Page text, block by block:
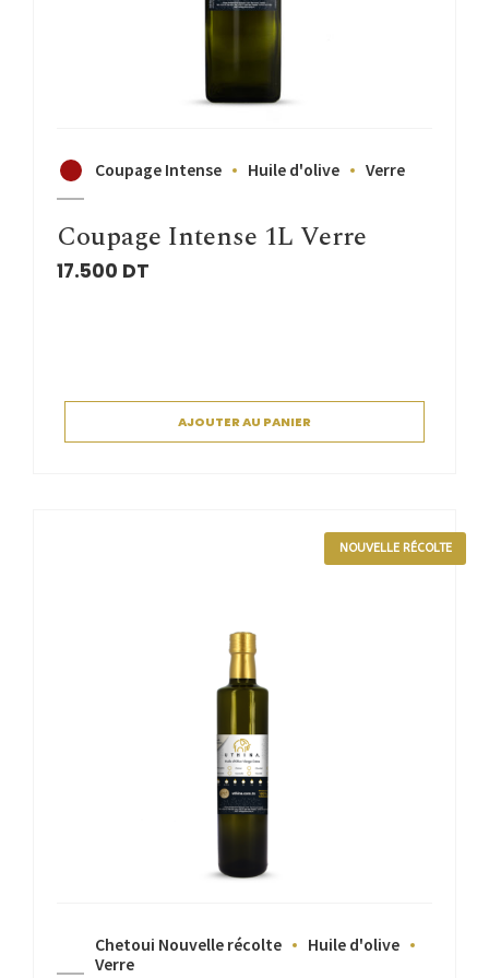
Coupage Intense Huile d'olive Verre
Coupage Intense 1L Verre
17.500 DT
AJOUTER AU PANIER
NOUVELLE RÉCOLTE
Chetoui Nouvelle récolte
Huile d'olive
Verre